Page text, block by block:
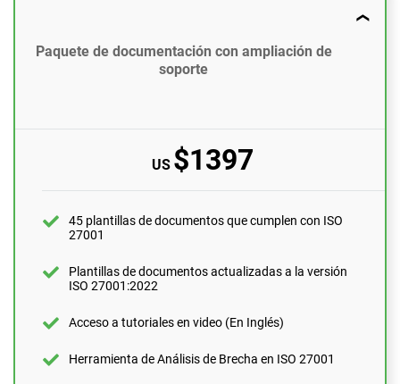
45 plantillas de documentos que cumplen con ISO
27001
Acceso a tutoriales en video (En Inglés)
Soporte mediante correo electrónico
10 preguntas por mes
Asistencia personalizada con un experto en ISO
27001
Revisión de expertos (documentos completos)
1 documento
Paquete de documentación con ampliación de
soporte
US $1397
45 plantillas de documentos que cumplen con ISO
27001
Plantillas de documentos actualizadas a la versión
ISO 27001:2022
Acceso a tutoriales en video (En Inglés)
Herramienta de Análisis de Brecha en ISO 27001